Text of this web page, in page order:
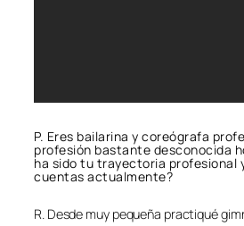
P. Eres bailarina y coreógrafa
profesión bastante desconocida
ha sido tu trayectoria profesional
cuentas actualmente?
R. Desde muy pequeña practiqué